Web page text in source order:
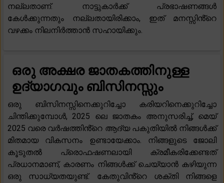
നല്ലതാണ്. നാട്ടുകാർക്ക് പ്രഭാഷണങ്ങൾ
കേൾക്കുന്നതും നല്ലതായിരിക്കാം, ഇത് മനസ്സിൻ്റെ
വഴക്കം നിലനിർത്താൻ സഹായിക്കും.
ഒരു അക്ഷര ജാതകത്തിനുള്ള
ഉദ്യാഗവും ബിസിനസ്സും
ഒരു ബിസിനസ്സിനെക്കുറിച്ചോ കരിയറിനെക്കുറിച്ചോ
ചിന്തിക്കുമ്പോൾ, 2025 ലെ ജാതകം അനുസരിച്ച്, മെയ്
2025 വരെ വർഷത്തിൻ്റെ ആദ്യ പകുതിയിൽ നിങ്ങൾക്ക്
മിതമായ വികസനം ഉണ്ടായേക്കാം. നിങ്ങളുടെ ജോലി
കൂടുതൽ പ്രൊഫഷണലായി ക്രമീകരിക്കേണ്ടത്
പ്രധാനമാണ്, കാരണം നിങ്ങൾക്ക് ചെയ്യാൻ കഴിയുന്ന
ഒരു സാധ്യതയുണ്ട്. കേതുവിൻ്റെ ശക്തി നിങ്ങളെ